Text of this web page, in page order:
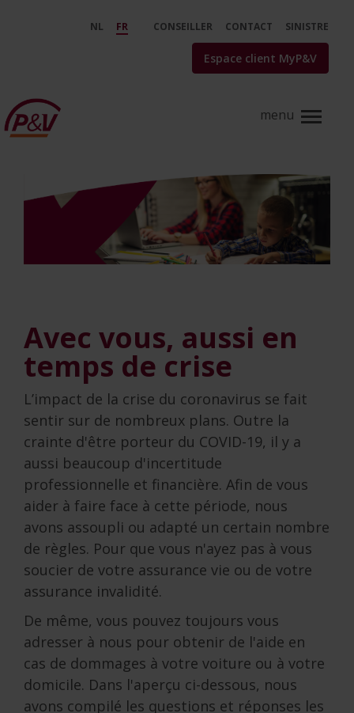
Info corona - P&amp;V
NL FR CONSEILLER CONTACT SINISTRE
Espace client MyP&V
Avec vous, aussi en
temps de crise
L’impact de la crise du coronavirus se fait
sentir sur de nombreux plans. Outre la
crainte d'être porteur du COVID-19, il y a
aussi beaucoup d'incertitude
professionnelle et financière. Afin de vous
aider à faire face à cette période, nous
avons assoupli ou adapté un certain nombre
de règles. Pour que vous n'ayez pas à vous
soucier de votre assurance vie ou de votre
assurance invalidité.
De même, vous pouvez toujours vous
adresser à nous pour obtenir de l'aide en
cas de dommages à votre voiture ou à votre
domicile. Dans l'aperçu ci-dessous, nous
avons compilé les questions et réponses les